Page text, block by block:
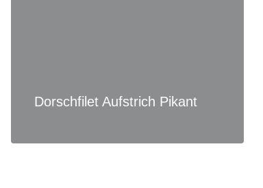
Dorschfilet Aufstrich Pikant